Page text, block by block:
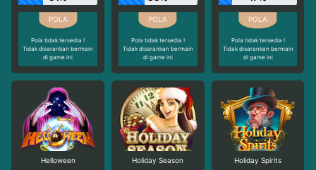
Pola tidak tersedia !
Tidak disarankan bermain
di game ini
Pola tidak tersedia !
Tidak disarankan bermain
di game ini
Pola tidak tersedia !
Tidak disarankan bermain
di game ini
Helloween Holiday Season Holiday Spirits